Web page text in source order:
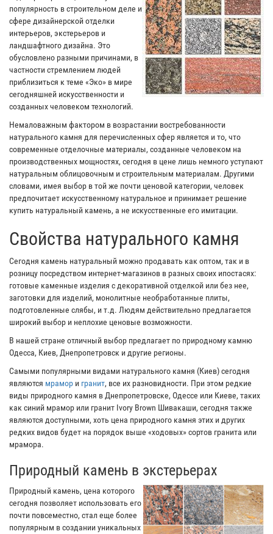
популярность в строительном деле и
сфере дизайнерской отделки
интерьеров, экстерьеров и
ландшафтного дизайна. Это
обусловлено разными причинами, в
частности стремлением людей
приблизиться к теме «Эко» в мире
сегодняшней искусственности и
созданных человеком технологий.
Немаловажным фактором в возрастании востребованности
натурального камня для перечисленных сфер является и то, что
современные отделочные материалы, созданные человеком на
производственных мощностях, сегодня в цене лишь немного уступают
натуральным облицовочным и строительным материалам. Другими
словами, имея выбор в той же почти ценовой категории, человек
предпочитает искусственному натуральное и принимает решение
купить натуральный камень, а не искусственные его имитации.
Свойства натурального камня
Сегодня камень натуральный можно продавать как оптом, так и в
розницу посредством интернет-магазинов в разных своих ипостасях:
готовые каменные изделия с декоративной отделкой или без нее,
заготовки для изделий, монолитные необработанные плиты,
подготовленные слябы, и т.д. Людям действительно предлагается
широкий выбор и неплохие ценовые возможности.
В нашей стране отличный выбор предлагает по природному камню
Одесса, Киев, Днепропетровск и другие регионы.
Самыми популярными видами натурального камня (Киев) сегодня
являются мрамор и гранит, все их разновидности. При этом редкие
виды природного камня в Днепропетровске, Одессе или Киеве, таких
как синий мрамор или гранит Ivory Brown Шивакаши, сегодня также
являются доступными, хоть цена природного камня этих и других
редких видов будет на порядок выше «ходовых» сортов гранита или
мрамора.
Природный камень в экстерьерах
Природный камень, цена которого
сегодня позволяет использовать его
почти повсеместно, стал еще более
популярным в создании уникальных